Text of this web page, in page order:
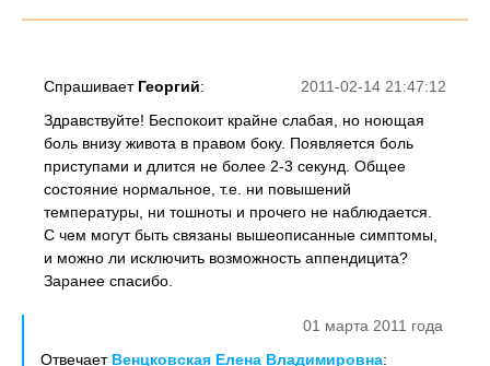
2011-02-14 21:47:12
Спрашивает Георгий:
Здравствуйте! Беспокоит крайне слабая, но ноющая
боль внизу живота в правом боку. Появляется боль
приступами и длится не более 2-3 секунд. Общее
состояние нормальное, т.е. ни повышений
температуры, ни тошноты и прочего не наблюдается.
С чем могут быть связаны вышеописанные симптомы,
и можно ли исключить возможность аппендицита?
Заранее спасибо.
01 марта 2011 года
Отвечает Венцковская Елена Владимировна: